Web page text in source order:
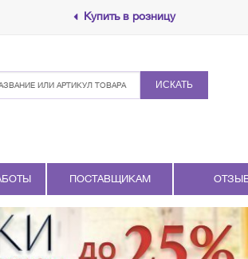
Купить в розницу
ИСКАТЬ
ПОСТАВЩИКАМ